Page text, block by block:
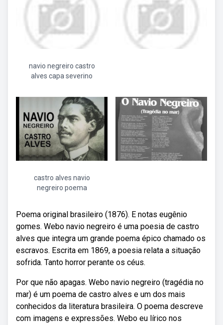
navio negreiro castro
alves capa severino
castro alves navio
negreiro poema
Poema original brasileiro (1876). E notas eugênio
gomes. Webo navio negreiro é uma poesia de castro
alves que integra um grande poema épico chamado os
escravos. Escrita em 1869, a poesia relata a situação
sofrida. Tanto horror perante os céus.
Por que não apagas. Webo navio negreiro (tragédia no
mar) é um poema de castro alves e um dos mais
conhecidos da literatura brasileira. O poema descreve
com imagens e expressões. Webo eu lírico nos